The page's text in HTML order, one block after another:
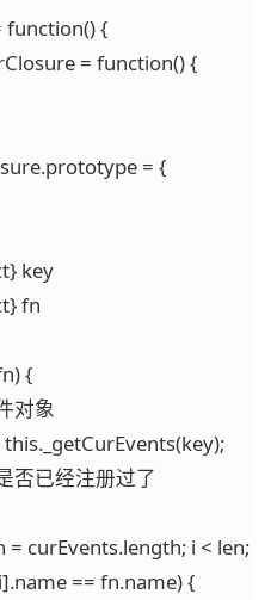
{
= function() {
= {
key
fn
{
件对象
= this._getCurEvents(key);
件是否已经注册过了
len = curEvents.length; i < len;
== fn.name) {